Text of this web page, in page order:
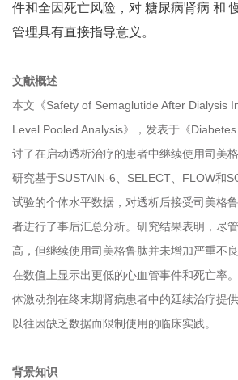
件和全因死亡风险，对 糖尿病肾病 和
管理具有直接指导意义。
文献概述
本文《Safety of Semaglutide After Dialysis
Level Pooled Analysis》，发表于《
讨了在启动透析治疗的患者中继续使用司美
研究基于SUSTAIN-6、SELECT、FLOW和
试验的个体水平数据，对透析后接受司美格
者进行了事后汇总分析。研究结果表明，尽
高，但继续使用司美格鲁肽并未增加严重不
在数值上显示出更低的心血管事件和死亡率
体激动剂在终末期肾病患者中的延续治疗提
以往因缺乏数据而限制使用的临床实践。
背景知识